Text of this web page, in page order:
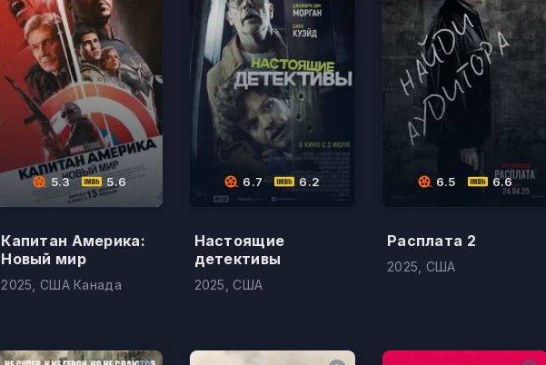
5.3 5.6
Капитан Америка:
Новый мир
2025, США Канада
6.7 6.2
Настоящие
детективы
2025, США
6.5 6.6
Расплата 2
2025, США